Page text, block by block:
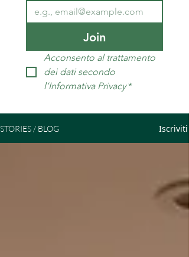
Join
Acconsento al trattamento
dei dati secondo
l’Informativa Privacy *
STORIES / BLOG Iscriviti